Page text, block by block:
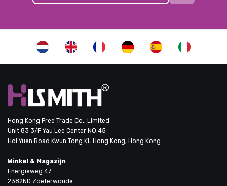
Hong Kong Free Trade Co., Limited
Unit 83 3/F Yau Lee Center NO.45
Hoi Yuen Road Kwun Tong KL Hong Kong, Hong Kong
Winkel & Magazijn
Energieweg 47
2382ND Zoeterwoude